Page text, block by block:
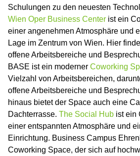
Schulungen zu den neuesten
Wien Oper Business Center ist ein
einer angenehmen Atmosphäre und
Lage im Zentrum von Wien. Hier
offene Arbeitsbereiche und
BASE ist ein moderner Coworking
Vielzahl von Arbeitsbereichen,
offene Arbeitsbereiche und
hinaus bietet der Space auch eine
Dachterrasse. The Social Hub ist ein
einer entspannten Atmosphäre und
Einrichtung. Business Campus
Coworking Space, der sich auf